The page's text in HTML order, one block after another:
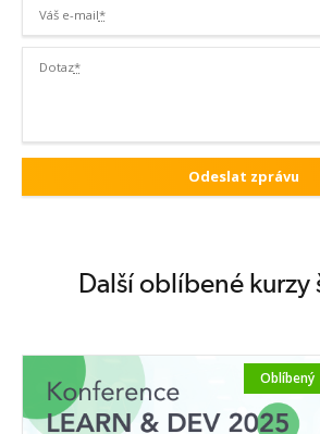
Váš e-mail*
Dotaz*
Další oblíbené kurzy
Oblíbený